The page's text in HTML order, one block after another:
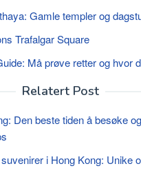
Gamle templer og
Trafalgar Square
Må prøve retter og hvor
Relatert Post
Den beste tiden å besøke og
i Hong Kong: Unike